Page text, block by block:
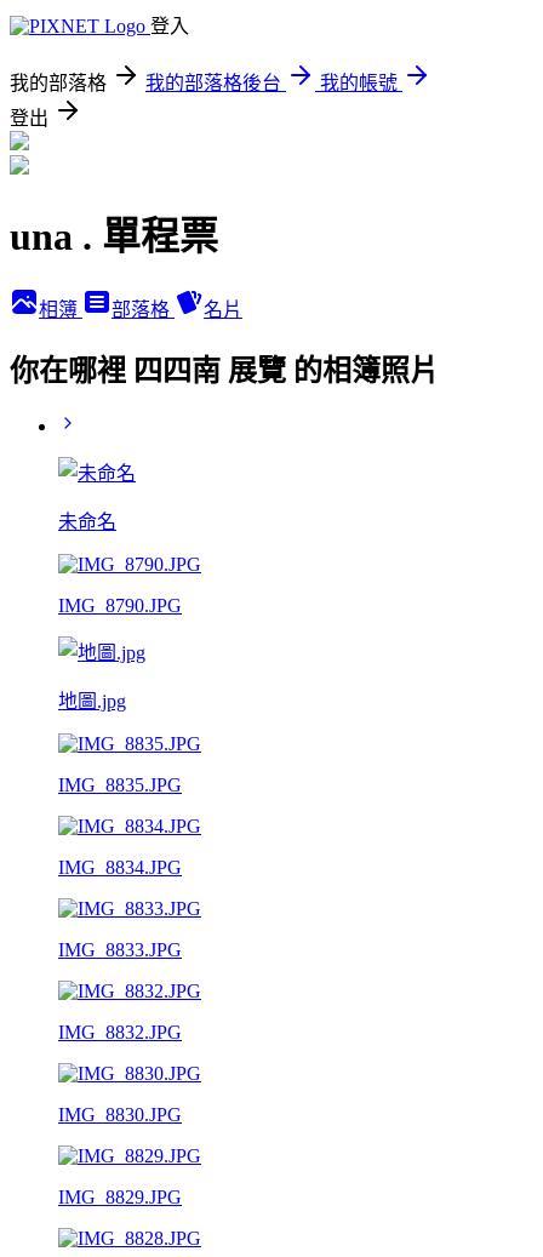
登入
我的部落格 我的部落格後台
我的帳號
登出
una . 單程票
相簿 部落格 名片
你在哪裡 四四南 展覽 的相簿照片
未命名
IMG_8790.JPG
地圖.jpg
IMG_8835.JPG
IMG_8834.JPG
IMG_8833.JPG
IMG_8832.JPG
IMG_8830.JPG
IMG_8829.JPG